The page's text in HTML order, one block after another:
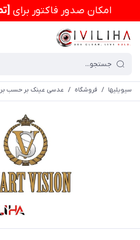
امكان صدور فاکتور برای
سیویلیها / فروشگاه / عدسی عینک بر حسب